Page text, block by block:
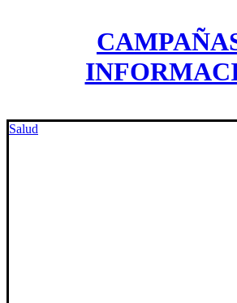
Salud